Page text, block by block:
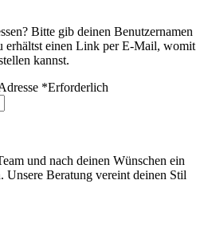
Bitte gib deinen Benutzernamen
erhältst einen Link per E-Mail, womit
kannst.
*Erforderlich
und nach deinen Wünschen ein
Unsere Beratung vereint deinen Stil